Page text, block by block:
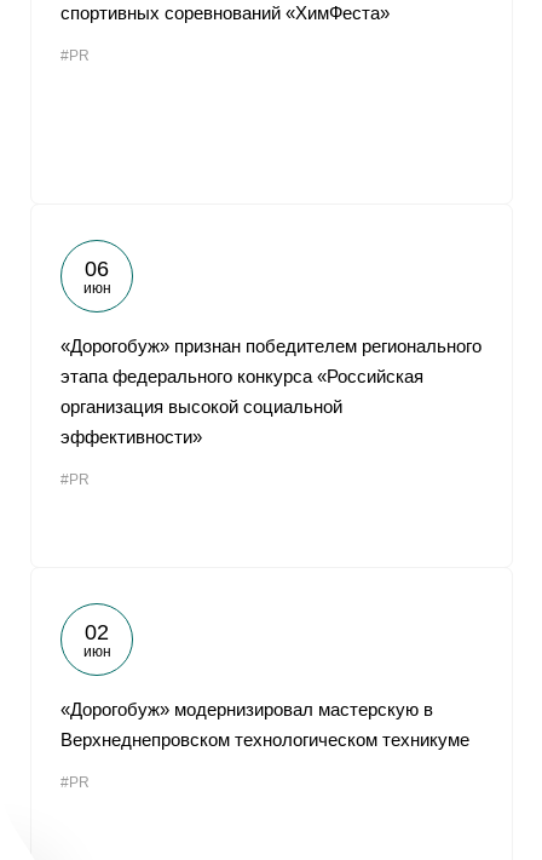
спортивных соревнований «ХимФеста»
#PR
06
июн
«Дорогобуж» признан победителем регионального
этапа федерального конкурса «Российская
организация высокой социальной
эффективности»
#PR
02
июн
«Дорогобуж» модернизировал мастерскую в
Верхнеднепровском технологическом техникуме
#PR